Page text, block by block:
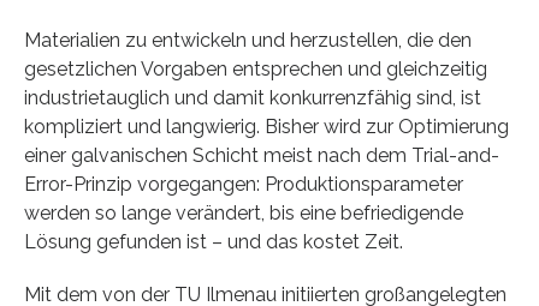
Materialien zu entwickeln und herzustellen, die den
gesetzlichen Vorgaben entsprechen und gleichzeitig
industrietauglich und damit konkurrenzfähig sind, ist
kompliziert und langwierig. Bisher wird zur Optimierung
einer galvanischen Schicht meist nach dem Trial-and-
Error-Prinzip vorgegangen: Produktionsparameter
werden so lange verändert, bis eine befriedigende
Lösung gefunden ist – und das kostet Zeit.
Mit dem von der TU Ilmenau initiierten großangelegten